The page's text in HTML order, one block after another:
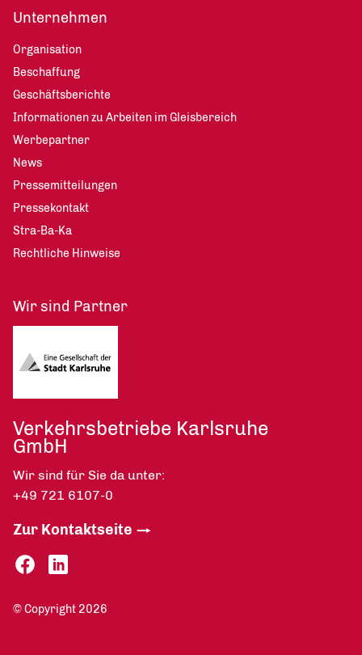
Unternehmen
Organisation
Beschaffung
Geschäftsberichte
Informationen zu Arbeiten im Gleisbereich
Werbepartner
News
Pressemitteilungen
Pressekontakt
Stra-Ba-Ka
Rechtliche Hinweise
Wir sind Partner
Verkehrsbetriebe Karlsruhe
GmbH
Wir sind für Sie da unter:
+49 721 6107-0
Zur Kontaktseite
© Copyright 2026